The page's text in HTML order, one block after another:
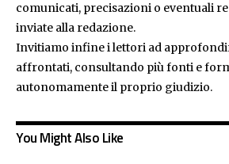
comunicati, precisazioni o eventuali
inviate alla redazione.
Invitiamo infine i lettori ad
affrontati, consultando più fonti e
autonomamente il proprio giudizio.
You Might Also Like